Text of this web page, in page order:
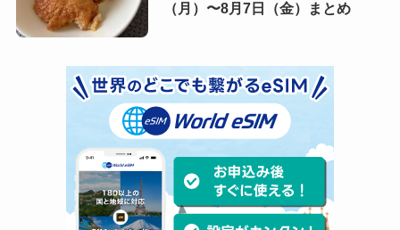
（月）〜8月7日（金）まとめ